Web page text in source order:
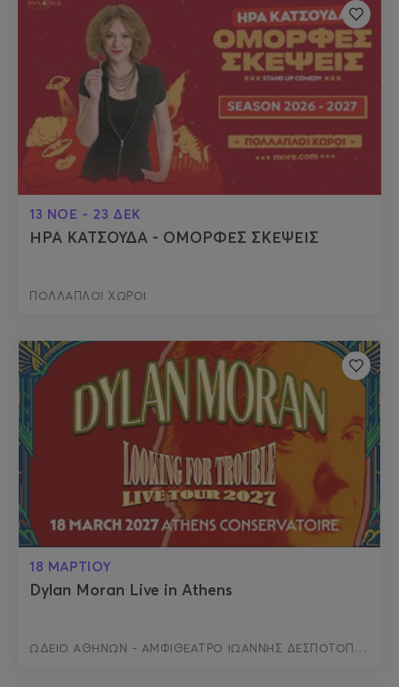
13 ΝΟΕ - 23 ΔΕΚ
ΗΡΑ ΚΑΤΣΟΥΔΑ - ΟΜΟΡΦΕΣ ΣΚΕΨΕΙΣ
ΠΟΛΛΑΠΛΟΙ ΧΩΡΟΙ
18 ΜΑΡΤΙΟΥ
Dylan Moran Live in Athens
ΩΔΕΙΟ ΑΘΗΝΩΝ - ΑΜΦΙΘΕΑΤΡΟ ΙΩΑΝΝΗΣ ΔΕΣΠΟΤΟΠΟΥΛΟΣ